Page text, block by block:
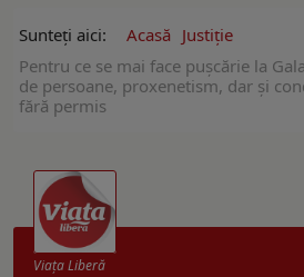
Sunteți aici: Acasă Justiție
Pentru ce se mai face puşcărie la
de persoane, proxenetism, dar şi
fără permis
Viaţa Liberă